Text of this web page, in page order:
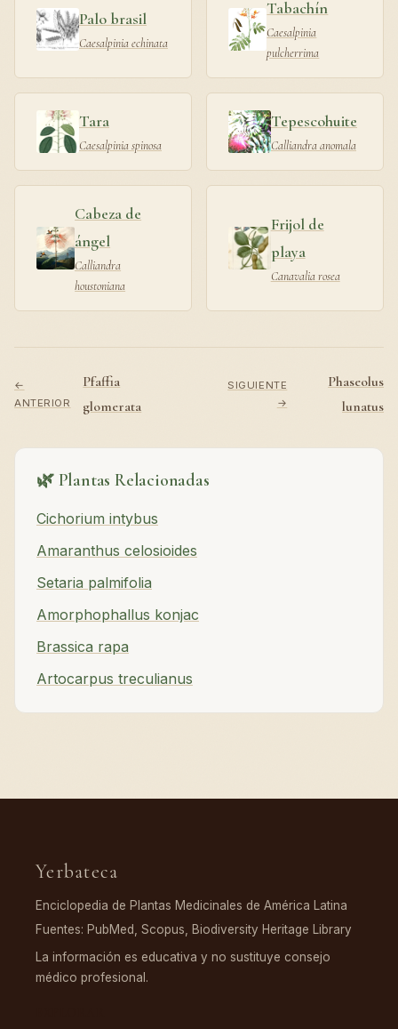
Palo brasil
Caesalpinia echinata
Tabachín
Caesalpinia
pulcherrima
Tara
Caesalpinia spinosa
Tepescohuite
Calliandra anomala
Cabeza de
ángel
Calliandra
houstoniana
Frijol de
playa
Canavalia rosea
←
ANTERIOR
Pfaffia
glomerata
SIGUIENTE
→
Phaseolus
lunatus
🌿 Plantas Relacionadas
Cichorium intybus
Amaranthus celosioides
Setaria palmifolia
Amorphophallus konjac
Brassica rapa
Artocarpus treculianus
Yerbateca
Enciclopedia de Plantas Medicinales de América Latina
Fuentes: PubMed, Scopus, Biodiversity Heritage Library
La información es educativa y no sustituye consejo
médico profesional.